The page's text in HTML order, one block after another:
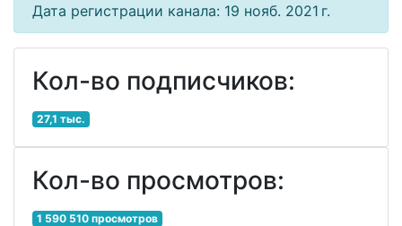
Дата регистрации канала: 19 нояб. 2021 г.
Кол-во подписчиков:
27,1 тыс.
Кол-во просмотров:
1 590 510 просмотров